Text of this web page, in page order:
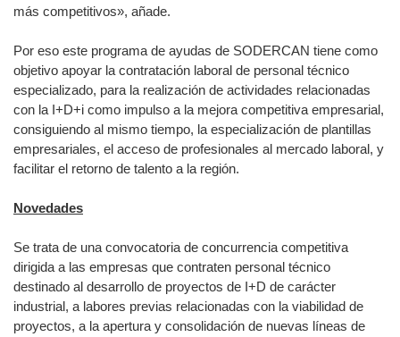
más competitivos», añade.
Por eso este programa de ayudas de SODERCAN tiene como
objetivo apoyar la contratación laboral de personal técnico
especializado, para la realización de actividades relacionadas
con la I+D+i como impulso a la mejora competitiva empresarial,
consiguiendo al mismo tiempo, la especialización de plantillas
empresariales, el acceso de profesionales al mercado laboral, y
facilitar el retorno de talento a la región.
Novedades
Se trata de una convocatoria de concurrencia competitiva
dirigida a las empresas que contraten personal técnico
destinado al desarrollo de proyectos de I+D de carácter
industrial, a labores previas relacionadas con la viabilidad de
proyectos, a la apertura y consolidación de nuevas líneas de